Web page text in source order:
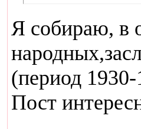
Я собираю, в
(период 1930-
Пост